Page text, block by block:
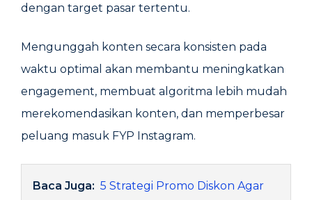
dengan target pasar tertentu.
Mengunggah konten secara konsisten pada
waktu optimal akan membantu meningkatkan
engagement, membuat algoritma lebih mudah
merekomendasikan konten, dan memperbesar
peluang masuk FYP Instagram.
Baca Juga: 5 Strategi Promo Diskon Agar